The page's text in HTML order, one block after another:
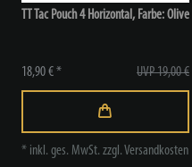
TT Tac Pouch 4 Horizontal, Farbe: Olive
UVP 19,00 €
18,90 € *
* inkl. ges. MwSt. zzgl.Versandkosten